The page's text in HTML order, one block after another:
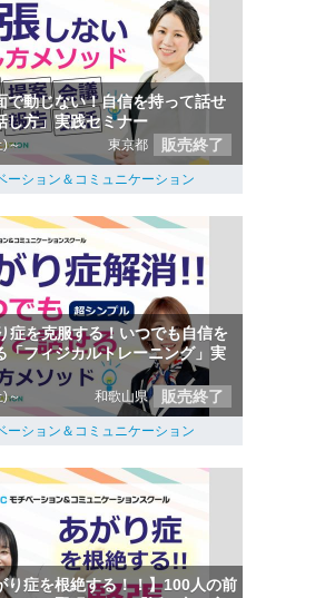
で動じない！自信を持って話せ
し方」実践セミナー
)～ 東京都 販売終了
ーション＆コミュニケーション
症を克服する！いつでも自信を
「フィジカルトレーニング」実
)～ 和歌山県 販売終了
ーション＆コミュニケーション
り症を根絶する！！】100人の前